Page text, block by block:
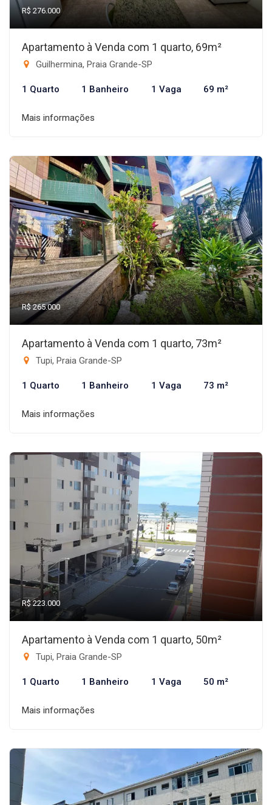
R$ 276.000
Apartamento à Venda com 1 quarto, 69m²
Guilhermina, Praia Grande-SP
1 Quarto 1 Banheiro 1 Vaga 69 m²
Mais informações
R$ 265.000
Apartamento à Venda com 1 quarto, 73m²
Tupi, Praia Grande-SP
1 Quarto 1 Banheiro 1 Vaga 73 m²
Mais informações
R$ 223.000
Apartamento à Venda com 1 quarto, 50m²
Tupi, Praia Grande-SP
1 Quarto 1 Banheiro 1 Vaga 50 m²
Mais informações